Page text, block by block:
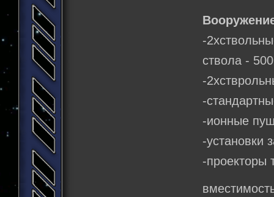
-
ствола -
-
-
-ионные
-установки
-проекторы